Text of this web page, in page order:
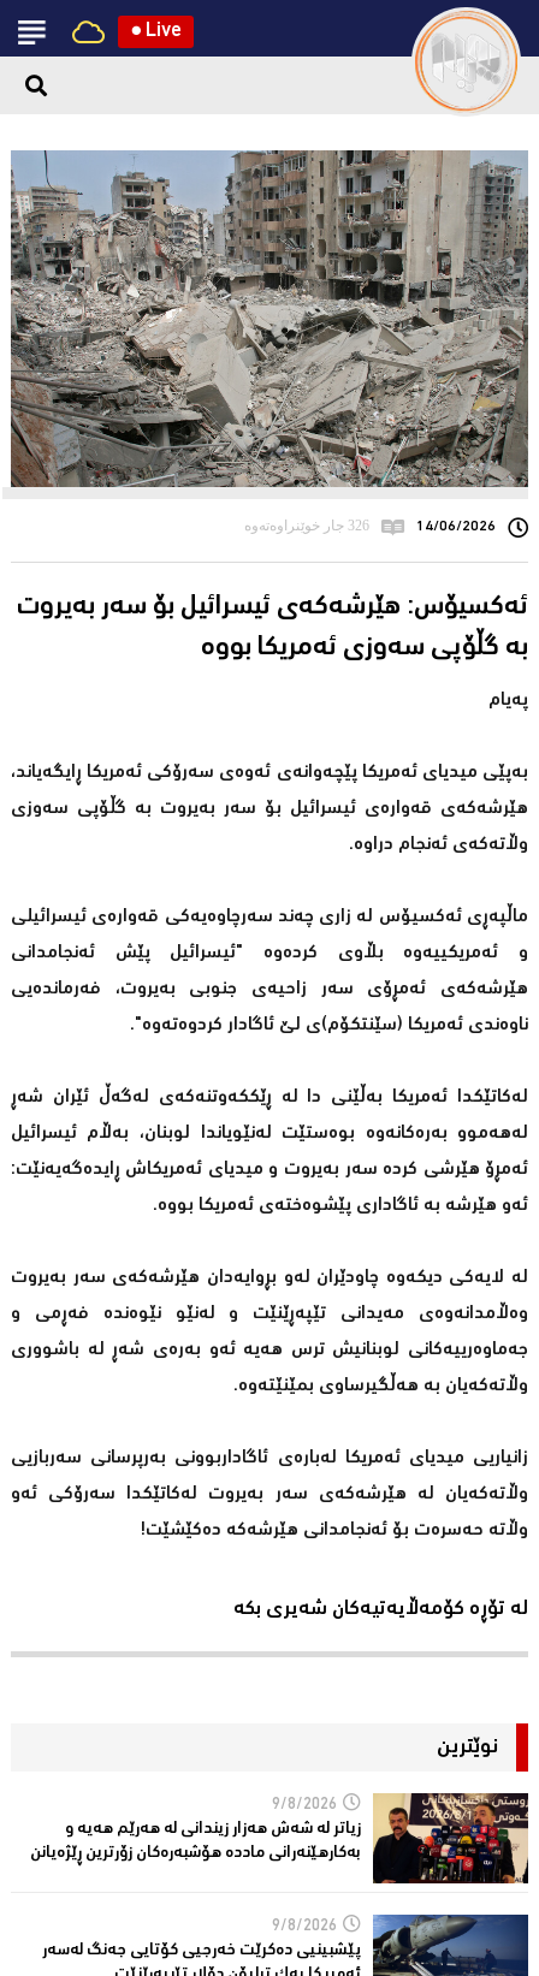
● Live
14/06/2026 326 جار خوێنراوەتەوە
ئەكسیۆس: هێرشەكەی ئیسرائیل بۆ سەر بەیروت
بە گڵۆپی سەوزی ئەمریکا بووە
پەیام
بەپێی میدیای ئەمریكا پێچەوانەی ئەوەی سەرۆكی ئەمریكا ڕایگەیاند،
هێرشەكەی قەوارەی ئیسرائیل بۆ سەر بەیروت بە گڵۆپی سەوزی
وڵاتەكەی ئەنجام دراوە.
ماڵپەڕی ئەكسیۆس لە زاری چەند سەرچاوەیەكی قەوارەی ئیسرائیلی
و ئەمریكییەوە بڵاوی كردەوە "ئیسرائیل پێش ئەنجامدانی
هێرشەكەی ئەمڕۆی سەر زاحیەی جنوبی بەیروت، فەرماندەیی
ناوەندی ئەمریكا (سێنتكۆم)ی لێ ئاگادار كردوەتەوە".
لەكاتێكدا ئەمریكا بەڵێنی دا لە ڕێككەوتنەكەی لەگەڵ ئێران شەڕ
لەهەموو بەرەكانەوە بوەستێت لەنێویاندا لوبنان، بەڵام ئیسرائیل
ئەمڕۆ هێرشی كردە سەر بەیروت و میدیای ئەمریكاش ڕایدەگەیەنێت:
ئەو هێرشە بە ئاگاداری پێشوەختەی ئەمریكا بووە.
لە لایەكی دیكەوە چاودێران لەو بڕوایەدان هێرشەكەی سەر بەیروت
وەڵامدانەوەی مەیدانی تێپەڕێنێت و لەنێو نێوەندە فەڕمی و
جەماوەرییەكانی لوبنانیش ترس هەیە ئەو بەرەی شەڕ لە باشووری
وڵاتەكەیان بە هەڵگیرساوی بمێنێتەوە.
زانیاریی میدیای ئەمریكا لەبارەی ئاگاداربوونی بەرپرسانی سەربازیی
وڵاتەكەیان لە هێرشەكەی سەر بەیروت لەكاتێكدا سەرۆكی ئەو
وڵاتە حەسرەت بۆ ئەنجامدانی هێرشەكە دەكێشێت!
لە تۆڕە کۆمەڵایەتیەکان شەیری بکە
نوێترین
9/8/2026
زیاتر لە شەش هەزار زیندانی لە هەرێم هەیە و
بەکارهێنەرانى ماددە هۆشبەرەکان زۆرترین ڕێژەیانن
9/8/2026
پێشبینیی دەكرێت خەرجیی كۆتایی جەنگ لەسەر